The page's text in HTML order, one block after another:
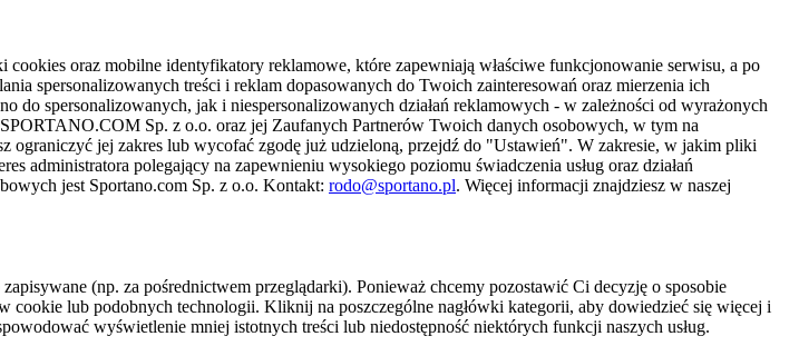
oraz mobilne identyfikatory reklamowe, które zapewniają właściwe funkcjonowanie serwisu, a po
spersonalizowanych treści i reklam dopasowanych do Twoich zainteresowań oraz mierzenia ich
spersonalizowanych, jak i niespersonalizowanych działań reklamowych - w zależności od wyrażonych
Sp. z o.o. oraz jej Zaufanych Partnerów Twoich danych osobowych, w tym na
ograniczyć jej zakres lub wycofać zgodę już udzieloną, przejdź do "Ustawień". W zakresie, w jakim pliki
administratora polegający na zapewnieniu wysokiego poziomu świadczenia usług oraz działań
jest Sportano.com Sp. z o.o. Kontakt: rodo@sportano.pl. Więcej informacji znajdziesz w naszej
(np. za pośrednictwem przeglądarki). Ponieważ chcemy pozostawić Ci decyzję o sposobie
cookie lub podobnych technologii. Kliknij na poszczególne nagłówki kategorii, aby dowiedzieć się więcej i
wyświetlenie mniej istotnych treści lub niedostępność niektórych funkcji naszych usług.